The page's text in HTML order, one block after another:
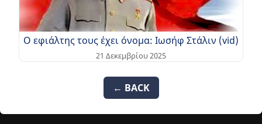
Ο εφιάλτης τους έχει όνομα: Ιωσήφ Στάλιν (vid)
21 Δεκεμβρίου 2025
← BACK